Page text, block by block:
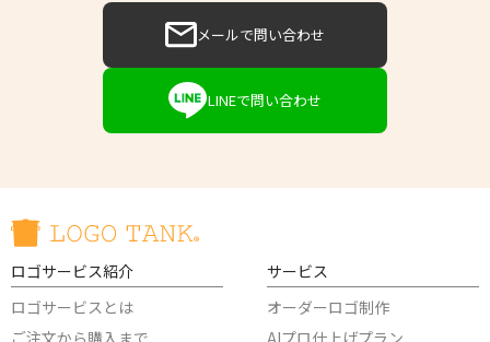
メールで問い合わせ
LINEで問い合わせ
ロゴサービス紹介
ロゴサービスとは
サービス
オーダーロゴ制作